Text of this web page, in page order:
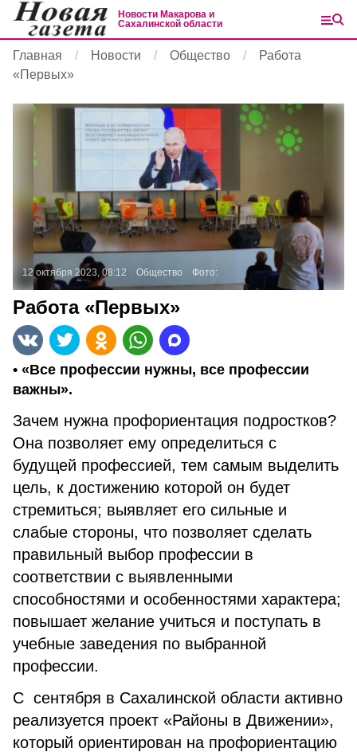
Новости Макарова и
Сахалинской области
Главная Новости Общество
Работа
«Первых»
12 октября 2023, 08:12 Общество Фото:
Работа «Первых»
• «Все профессии нужны, все профессии
важны».
Зачем нужна профориентация подростков?
Она позволяет ему определиться с
будущей профессией, тем самым выделить
цель, к достижению которой он будет
стремиться; выявляет его сильные и
слабые стороны, что позволяет сделать
правильный выбор профессии в
соответствии с выявленными
способностями и особенностями характера;
повышает желание учиться и поступать в
учебные заведения по выбранной
профессии.
C сентября в Сахалинской области активно
реализуется проект «Районы в Движении»,
который ориентирован на профориентацию